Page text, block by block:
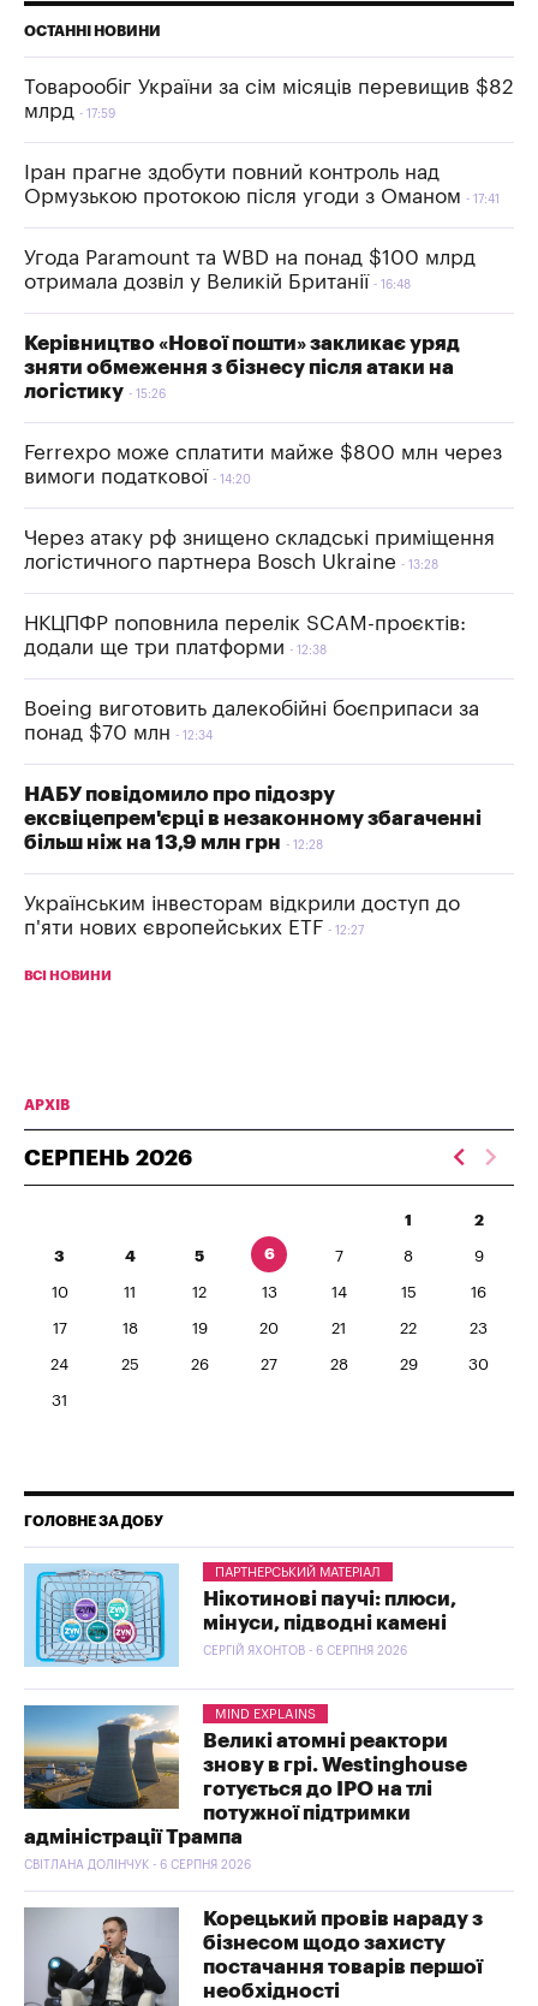
ОСТАННІ НОВИНИ
Товарообіг України за сім місяців перевищив $82
млрд
17:59
Іран прагне здобути повний контроль над
Ормузькою протокою після угоди з Оманом
17:41
Угода Paramount та WBD на понад $100 млрд
отримала дозвіл у Великій Британії
16:48
Керівництво «Нової пошти» закликає уряд
зняти обмеження з бізнесу після атаки на
логістику
15:26
Ferrexpo може сплатити майже $800 млн через
вимоги податкової
14:20
Через атаку рф знищено складські приміщення
логістичного партнера Bosch Ukraine
13:28
НКЦПФР поповнила перелік SCAM-проєктів:
додали ще три платформи
12:38
Boeing виготовить далекобійні боєприпаси за
понад $70 млн
12:34
НАБУ повідомило про підозру
ексвіцепрем'єрці в незаконному збагаченні
більш ніж на 13,9 млн грн
12:28
Українським інвесторам відкрили доступ до
п'яти нових європейських ETF
12:27
ВСІ НОВИНИ
АРХІВ
СЕРПЕНЬ 2026
1 2
3 4 5 6 7 8 9
10 11 12 13 14 15 16
17 18 19 20 21 22 23
24 25 26 27 28 29 30
31
ГОЛОВНЕ ЗА ДОБУ
ПАРТНЕРСЬКИЙ МАТЕРІАЛ
Нікотинові паучі: плюси,
мінуси, підводні камені
СЕРГІЙ ЯХОНТОВ - 6 СЕРПНЯ 2026
MIND EXPLAINS
Великі атомні реактори
знову в грі. Westinghouse
готується до IPO на тлі
потужної підтримки
адміністрації Трампа
СВІТЛАНА ДОЛІНЧУК - 6 СЕРПНЯ 2026
Корецький провів нараду з
бізнесом щодо захисту
постачання товарів першої
необхідності